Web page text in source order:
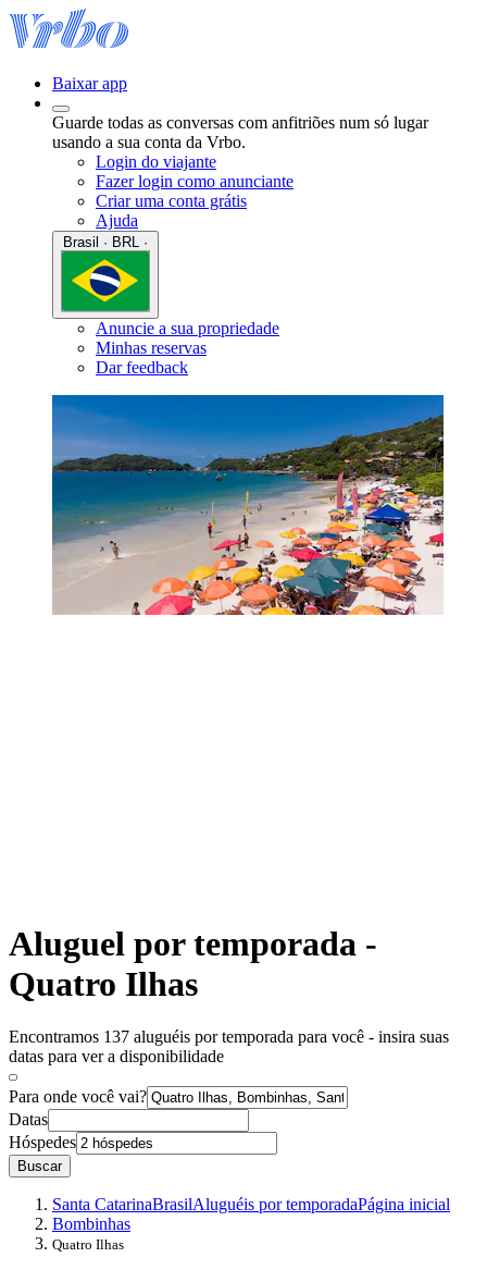
Baixar app
Guarde todas as conversas com anfitriões num só lugar
usando a sua conta da Vrbo.
Login do viajante
Fazer login como anunciante
Criar uma conta grátis
Ajuda
Anuncie a sua propriedade
Minhas reservas
Dar feedback
Aluguel por temporada -
Quatro Ilhas
Encontramos 137 aluguéis por temporada para você - insira suas
datas para ver a disponibilidade
Para onde você vai?
Datas
Hóspedes
Buscar
Santa CatarinaBrasilAluguéis por temporadaPágina inicial
Bombinhas
Quatro Ilhas